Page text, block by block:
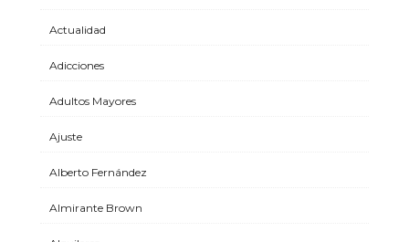
Actualidad
Adicciones
Adultos Mayores
Ajuste
Alberto Fernández
Almirante Brown